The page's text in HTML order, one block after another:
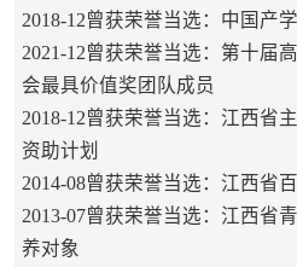
2018-12曾获荣誉当选：中国产
2021-12曾获荣誉当选：第十届
会最具价值奖团队成员
2018-12曾获荣誉当选：江西省
资助计划
2014-08曾获荣誉当选：江西省
2013-07曾获荣誉当选：江西省
养对象